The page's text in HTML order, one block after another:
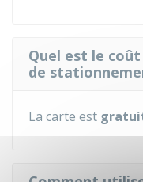
Quel est le
de
La carte est